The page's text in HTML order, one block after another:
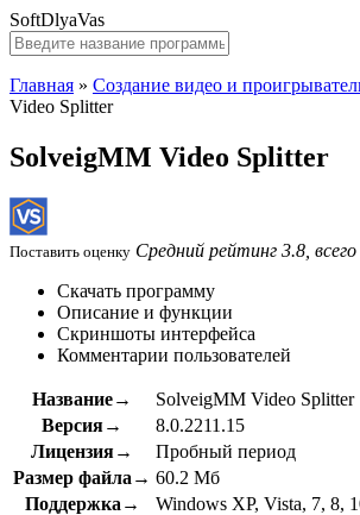
SoftDlyaVas
Главная » Создание видео и
Video Splitter
SolveigMM Video Splitter
Поставить оценку Средний рейтинг 3.8,
Скачать программу
Описание и функции
Скриншоты интерфейса
Комментарии пользователей
Название→
SolveigMM Video Splitter
Версия→
8.0.2211.15
Лицензия→
Пробный период
Размер файла→ 60.2 Мб
Поддержка→
Windows XP, Vista, 7, 8,